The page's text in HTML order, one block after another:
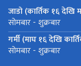
जाडो (कार्तिक १६ देखि
सोमबार - शुक्रबार
गर्मी (माघ १६ देखि
सोमबार - शुक्रबार